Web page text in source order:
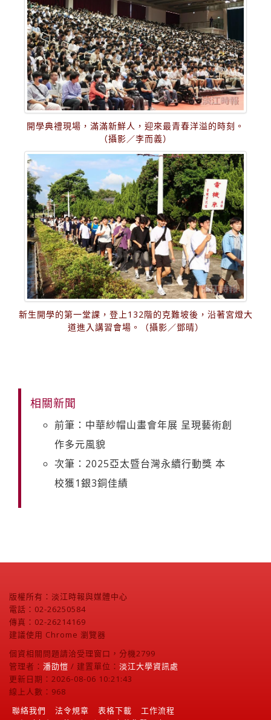
開學典禮現場，滿滿新鮮人，迎來最青春洋溢的時刻。
（攝影／李而義）
新生開學的第一堂課，登上132階的克難坡後，沿著宮燈大
道進入講習會場。（攝影／鄧晴）
相關新聞
前筆：中華紗帽山畫會年展 呈現藝術創
作多元風貌
次筆：2025亞太暨台灣永續行動獎 本
校獲1銀3銅佳績
版權所有：淡江時報與媒體中心
電話：02-26250584
傳真：02-26214169
建議使用 Chrome 瀏覽器
個資相關問題請洽受理窗口，分機2799
管理者： 潘劭愷 / 建置單位： 淡江大學資訊處
更新日期：2026-08-06 10:21:43
線上人數：968
聯絡我們
法令規章 表格下載
工作流程